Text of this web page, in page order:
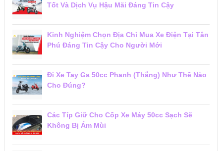
Tốt Và Dịch Vụ Hậu Mãi Đáng Tin Cậy
Kinh Nghiệm Chọn Địa Chỉ Mua Xe Điện Tại Tân
Phú Đáng Tin Cậy Cho Người Mới
Đi Xe Tay Ga 50cc Phanh (Thắng) Như Thế Nào
Cho Đúng?
Các Típ Giữ Cho Cốp Xe Máy 50cc Sạch Sẽ
Không Bị Ám Mùi